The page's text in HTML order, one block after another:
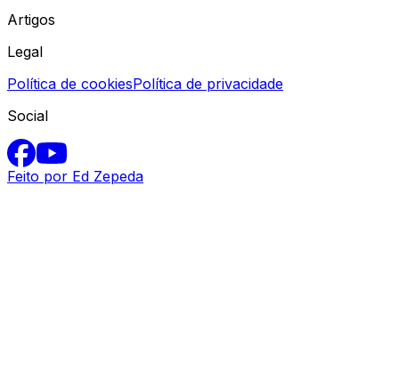
Artigos
Legal
Política de cookiesPolítica de privacidade
Social
Feito por Ed Zepeda